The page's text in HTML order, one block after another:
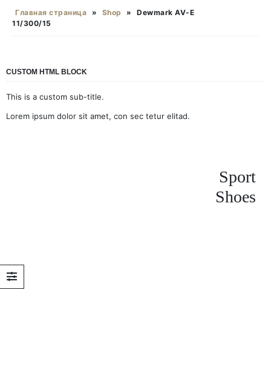
Главная страница » Shop »
Dewmark AV-E
11/300/15
CUSTOM HTML BLOCK
This is a custom sub-title.
Lorem ipsum dolor sit amet, con sec tetur elitad.
Sport
Shoes